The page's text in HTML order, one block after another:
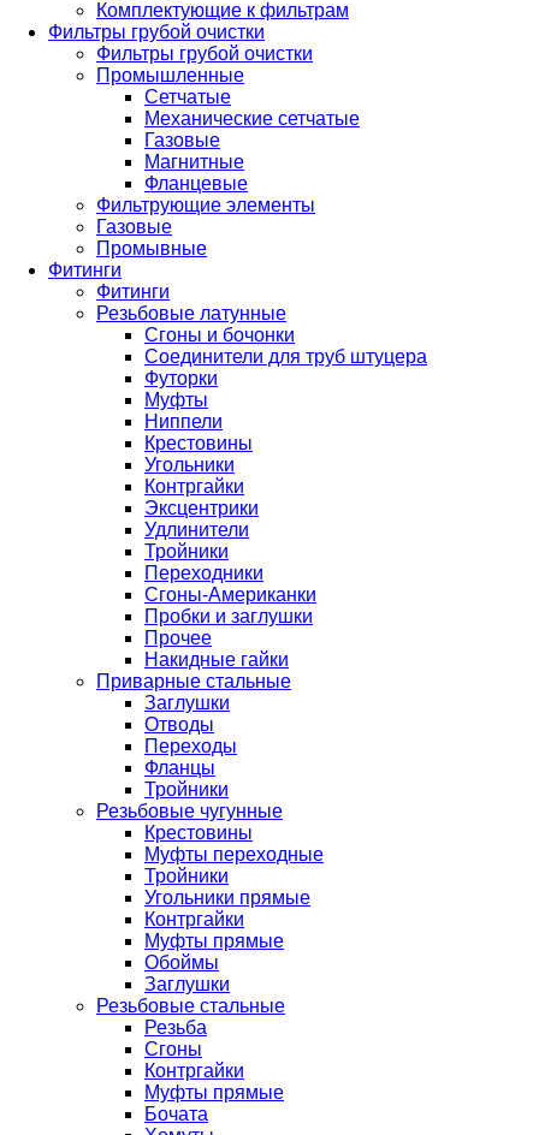
Комплектующие к фильтрам
Фильтры грубой очистки
Фильтры грубой очистки
Промышленные
Сетчатые
Механические сетчатые
Газовые
Магнитные
Фланцевые
Фильтрующие элементы
Газовые
Промывные
Фитинги
Фитинги
Резьбовые латунные
Сгоны и бочонки
Соединители для труб штуцера
Футорки
Муфты
Ниппели
Крестовины
Угольники
Контргайки
Эксцентрики
Удлинители
Тройники
Переходники
Сгоны-Американки
Пробки и заглушки
Прочее
Накидные гайки
Приварные стальные
Заглушки
Отводы
Переходы
Фланцы
Тройники
Резьбовые чугунные
Крестовины
Муфты переходные
Тройники
Угольники прямые
Контргайки
Муфты прямые
Обоймы
Заглушки
Резьбовые стальные
Резьба
Сгоны
Контргайки
Муфты прямые
Бочата